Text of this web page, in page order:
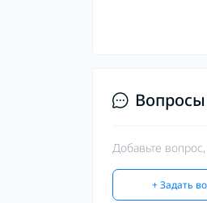
Добавьте
+ Задать